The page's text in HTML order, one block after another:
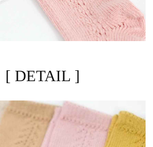
[ DETAIL ]